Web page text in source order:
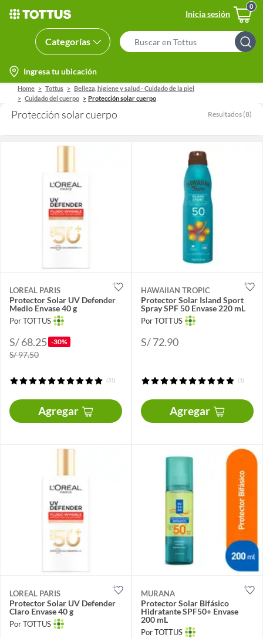
Inicia sesión
Categorías
Search
Bar
location-
icon
Ingresa tu ubicación
Home Tottus
Belleza, higiene y salud - Cuidado de la piel
Cuidado del cuerpo
Protección solar cuerpo
Protección solar cuerpo Resultados (8)
LOREAL PARIS
Protector Solar UV Defender
Medio Envase 40 g
Por TOTTUS
S/ 68.25 -30%
S/ 97.50
(31)
Agregar
HAWAIIAN TROPIC
Protector Solar Island Sport
Spray SPF 50 Envase 220 mL
Por TOTTUS
S/ 72.90
(1)
Agregar
LOREAL PARIS
Protector Solar UV Defender
Claro Envase 40 g
Por TOTTUS
MURANA
Protector Solar Bifásico
Hidratante SPF50+ Envase
200 mL
Por TOTTUS